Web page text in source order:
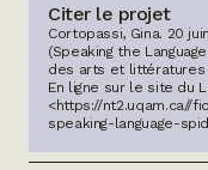
Citer le projet
Cortopassi, Gina. 20
(Speaking the
des arts et littératures
En ligne sur le site du
<https://nt2.uqam.ca//
speaking-language-